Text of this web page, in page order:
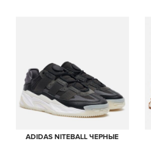
ADIDAS NITEBALL ЧЕРНЫЕ